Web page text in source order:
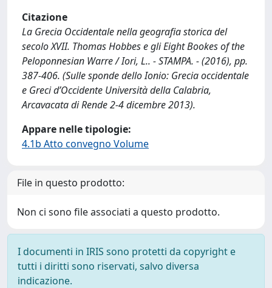
Citazione
La Grecia Occidentale nella geografia storica del
secolo XVII. Thomas Hobbes e gli Eight Bookes of the
Peloponnesian Warre / Iori, L.. - STAMPA. - (2016), pp.
387-406. (Sulle sponde dello Ionio: Grecia occidentale
e Greci d’Occidente Università della Calabria,
Arcavacata di Rende 2-4 dicembre 2013).
Appare nelle tipologie:
4.1b Atto convegno Volume
File in questo prodotto:
Non ci sono file associati a questo prodotto.
I documenti in IRIS sono protetti da copyright e
tutti i diritti sono riservati, salvo diversa
indicazione.